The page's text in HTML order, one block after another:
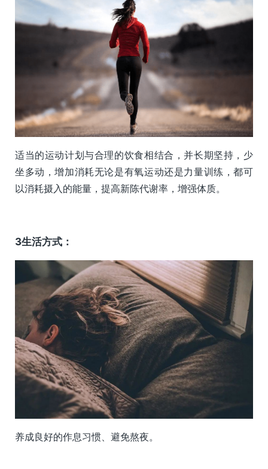
适当的运动计划与合理的饮食相结合，并长期坚持，少
坐多动，增加消耗无论是有氧运动还是力量训练，都可
以消耗摄入的能量，提高新陈代谢率，增强体质。
3生活方式：
养成良好的作息习惯、避免熬夜。